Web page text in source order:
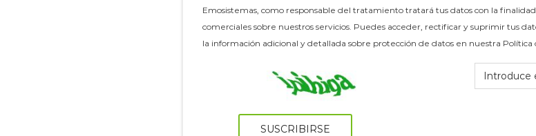
Emosistemas, como responsable del tratamiento tratará tus datos con la
comerciales sobre nuestros servicios. Puedes acceder, rectificar y suprimir tus
la información adicional y detallada sobre protección de datos en nuestra Política
SUSCRIBIRSE